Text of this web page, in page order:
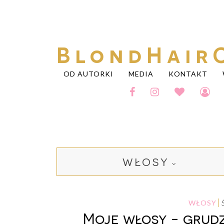
OD AUTORKI MEDIA KONTAKT
WŁOSY
WŁOSY
Moje włosy -